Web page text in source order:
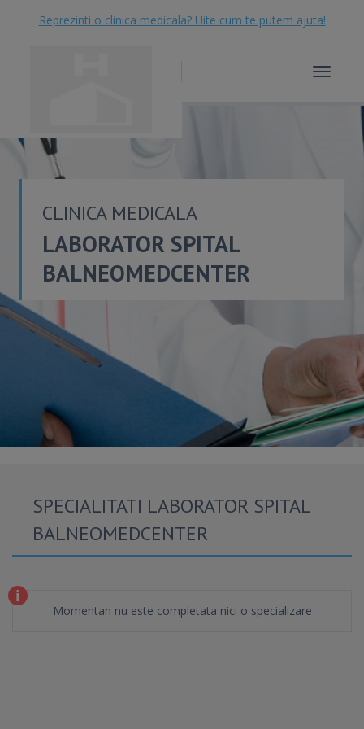
Reprezinti o clinica medicala? Uite cum te putem ajuta!
Toggle
CLINICA MEDICALA
LABORATOR SPITAL
BALNEOMEDCENTER
SPECIALITATI LABORATOR SPITAL
BALNEOMEDCENTER
Momentan nu este completata nici o specializare